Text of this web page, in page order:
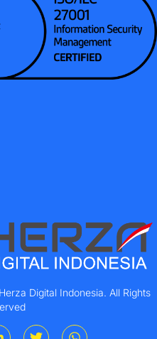
Digital Indonesia. All Rights